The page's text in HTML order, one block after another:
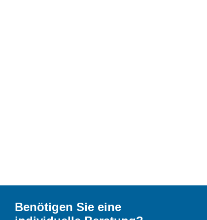
Benötigen Sie eine